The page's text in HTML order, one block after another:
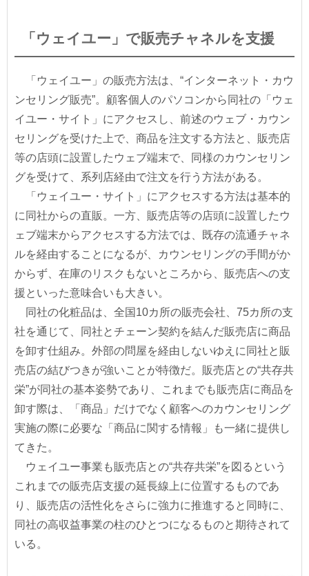
「ウェイユー」で販売チャネルを支援
「ウェイユー」の販売方法は、“インターネット・カウ
ンセリング販売”。顧客個人のパソコンから同社の「ウェ
イユー・サイト」にアクセスし、前述のウェブ・カウン
セリングを受けた上で、商品を注文する方法と、販売店
等の店頭に設置したウェブ端末で、同様のカウンセリン
グを受けて、系列店経由で注文を行う方法がある。
「ウェイユー・サイト」にアクセスする方法は基本的
に同社からの直販。一方、販売店等の店頭に設置したウ
ェブ端末からアクセスする方法では、既存の流通チャネ
ルを経由することになるが、カウンセリングの手間がか
からず、在庫のリスクもないところから、販売店への支
援といった意味合いも大きい。
同社の化粧品は、全国10カ所の販売会社、75カ所の支
社を通じて、同社とチェーン契約を結んだ販売店に商品
を卸す仕組み。外部の問屋を経由しないゆえに同社と販
売店の結びつきが強いことが特徴だ。販売店との“共存共
栄”が同社の基本姿勢であり、これまでも販売店に商品を
卸す際は、「商品」だけでなく顧客へのカウンセリング
実施の際に必要な「商品に関する情報」も一緒に提供し
てきた。
ウェイユー事業も販売店との“共存共栄”を図るという
これまでの販売店支援の延長線上に位置するものであ
り、販売店の活性化をさらに強力に推進すると同時に、
同社の高収益事業の柱のひとつになるものと期待されて
いる。